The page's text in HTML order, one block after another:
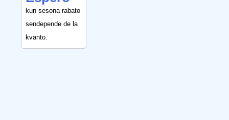
kun sesona rabato
sendepende de la
kvanto.